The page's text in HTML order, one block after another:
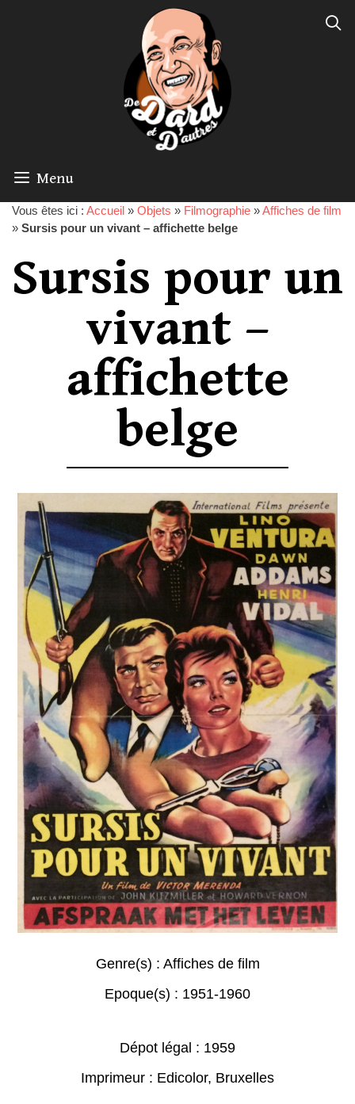
Menu
Vous êtes ici : Accueil » Objets » Filmographie »Affiches de film
» Sursis pour un vivant – affichette belge
Sursis pour un
vivant –
affichette
belge
Genre(s) : Affiches de film
Epoque(s) : 1951-1960
Dépot légal : 1959
Imprimeur : Edicolor, Bruxelles